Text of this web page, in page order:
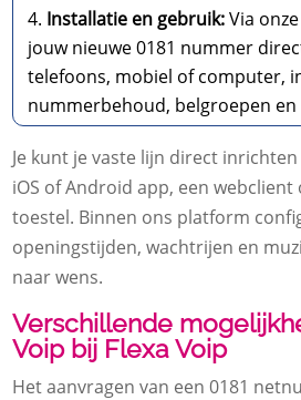
Installatie en gebruik:Via
jouw nieuwe 0181 nummer
telefoons, mobiel of computer,
nummerbehoud, belgroepen
Je kunt je vaste lijn direct
iOS of Android app, een webclient
toestel. Binnen ons platform
openingstijden, wachtrijen en
naar wens.
Verschillende
Voip bij Flexa Voip
Het aanvragen van een 0181